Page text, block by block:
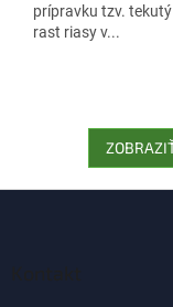
prípravku tzv.
rast riasy v...